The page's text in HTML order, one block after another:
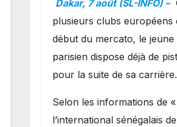
pour recruter
Mbaye
Dakar, 7 août (SL-INFO) –
plusieurs clubs européens
début du mercato, le jeune
parisien dispose déjà de
pour la suite de sa carrière.
Selon les informations de «
l’international sénégalais